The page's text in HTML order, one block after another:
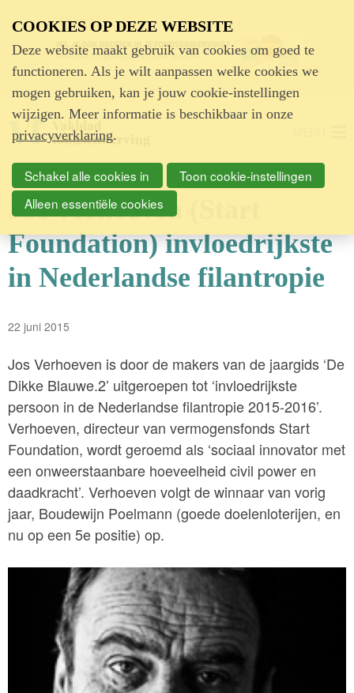
Advertentie
Jos Verhoeven (Start
Foundation) invloedrijkste
in Nederlandse filantropie
22 juni 2015
Jos Verhoeven is door de makers van de jaargids ‘De
Dikke Blauwe.2’ uitgeroepen tot ‘invloedrijkste
persoon in de Nederlandse filantropie 2015-2016’.
Verhoeven, directeur van vermogensfonds Start
Foundation, wordt geroemd als ‘sociaal innovator met
een onweerstaanbare hoeveelheid civil power en
daadkracht’. Verhoeven volgt de winnaar van vorig
jaar, Boudewijn Poelmann (goede doelenloterijen, en
nu op een 5e positie) op.
COOKIES OP DEZE WEBSITE
Deze website maakt gebruik van cookies om goed te
functioneren. Als je wilt aanpassen welke cookies we
mogen gebruiken, kan je jouw cookie-instellingen
wijzigen. Meer informatie is beschikbaar in onze
privacyverklaring.
Schakel alle cookies in
Toon cookie-instellingen
Alleen essentiële cookies